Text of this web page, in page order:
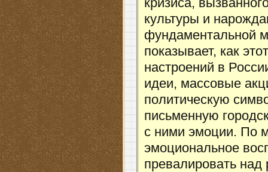
кризиса,
культуры и
фундаментальной
показывает, как
настроений в
идеи, массовые
политическую
письменную
с ними эмоции. По
эмоциональное
превалировать над